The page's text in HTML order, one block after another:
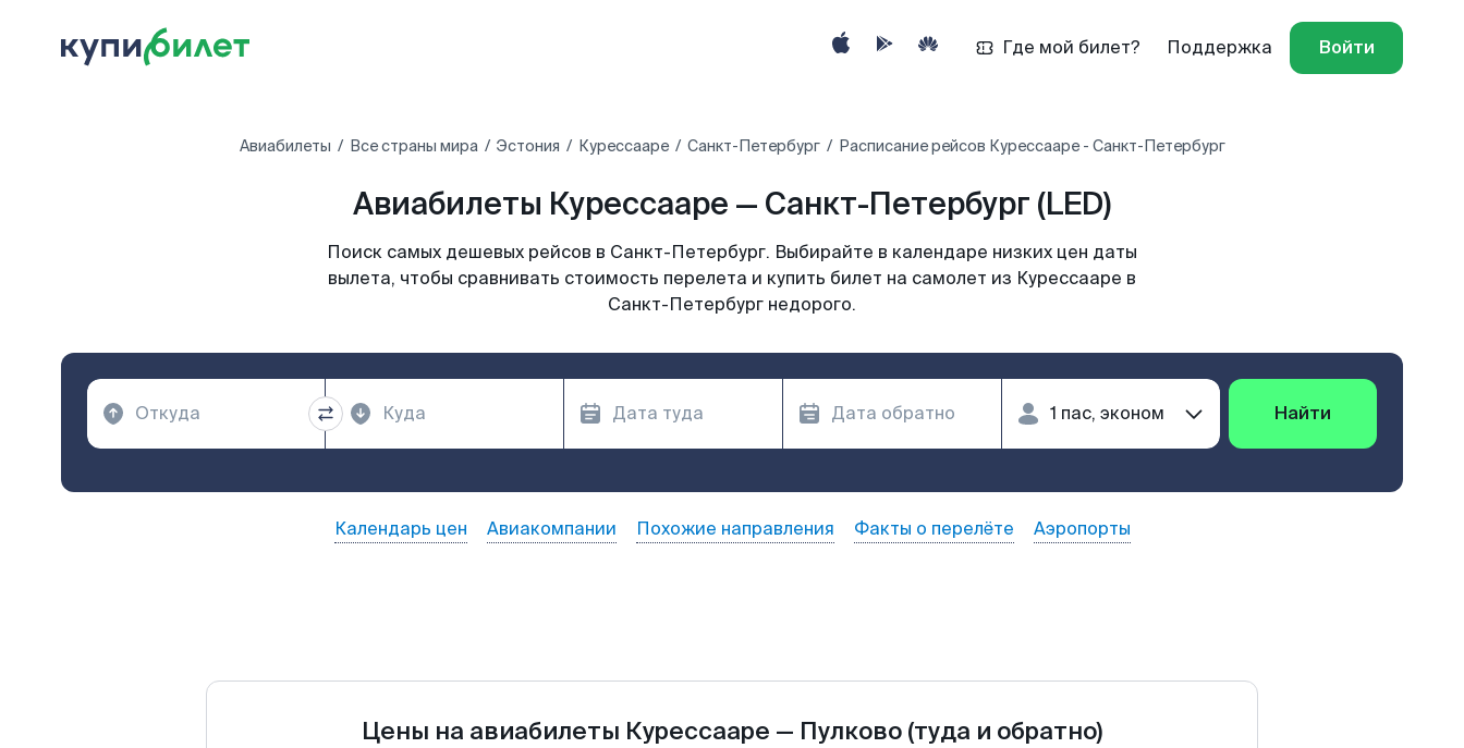
Где мой билет? Поддержка Войти
Авиабилеты Все страны мира Эстония Курессааре Санкт-Петербург Расписание рейсов Курессааре - Санкт-Петербург
Авиабилеты Курессааре — Санкт-Петербург (LED)
Поиск самых дешевых рейсов в Санкт-Петербург. Выбирайте в календаре низких цен даты
вылета, чтобы сравнивать стоимость перелета и купить билет на самолет из Курессааре в
Санкт-Петербург недорого.
Найти
Календарь цен Авиакомпании Похожие направления Факты о перелёте Аэропорты
Цены на авиабилеты Курессааре — Пулково (туда и обратно)